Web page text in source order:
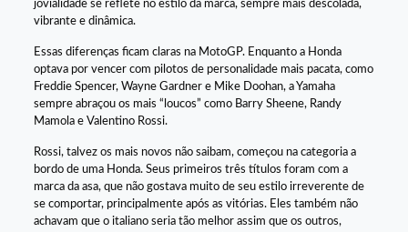
jovialidade se reflete no estilo da marca, sempre mais descolada,
vibrante e dinâmica.
Essas diferenças ficam claras na MotoGP. Enquanto a Honda
optava por vencer com pilotos de personalidade mais pacata, como
Freddie Spencer, Wayne Gardner e Mike Doohan, a Yamaha
sempre abraçou os mais “loucos” como Barry Sheene, Randy
Mamola e Valentino Rossi.
Rossi, talvez os mais novos não saibam, começou na categoria a
bordo de uma Honda. Seus primeiros três títulos foram com a
marca da asa, que não gostava muito de seu estilo irreverente de
se comportar, principalmente após as vitórias. Eles também não
achavam que o italiano seria tão melhor assim que os outros,